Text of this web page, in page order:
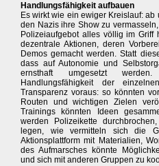
Handlungsfähigkeit aufbauen
Es wirkt wie ein ewiger Kreislauf:
den Nazis ihre Show zu
Polizeiaufgebot alles völlig im
dezentrale Aktionen, deren
Demos gemacht werden. Statt
dass auf Autonomie und
ernsthaft umgesetzt
Handlungsfähigkeit der
Transparenz voraus: so könnten
Routen und wichtigen Zielen
Trainings könnten Ideen
werden Polizeikette
legen, wie vermitteln sich die
Aktionsplattform mit Materialien,
des Aufmarsches könnte
und sich mit anderen Gruppen zu